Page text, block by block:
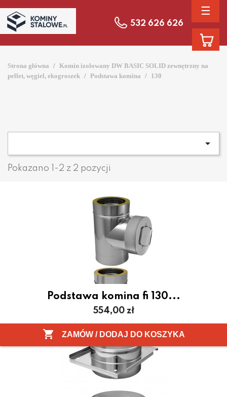
☰
532 626 626
Strona główna
Komin izolowany DW BASIC SOLID zewnętrzny na
pellet, węgiel, ekogroszek
Podstawa komina 130

Pokazano 1-2 z 2 pozycji
Podstawa komina fi 130...
Cena
554,00 zł
 ZAMÓW / DODAJ DO KOSZYKA